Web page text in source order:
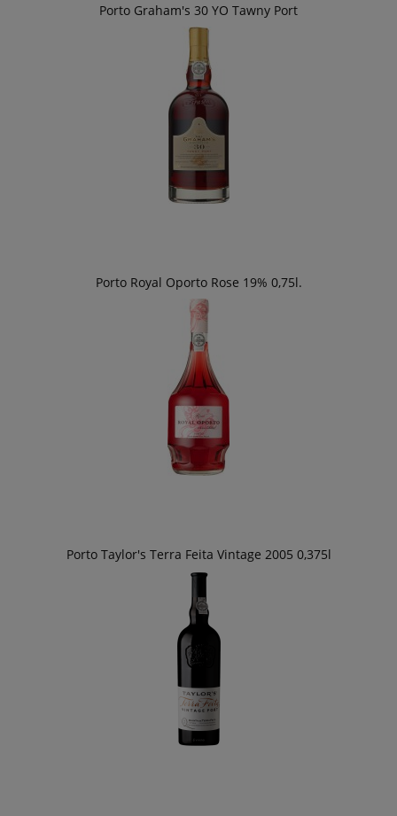
Porto Graham's 30 YO Tawny Port
Porto Royal Oporto Rose 19% 0,75l.
Porto Taylor's Terra Feita Vintage 2005 0,375l